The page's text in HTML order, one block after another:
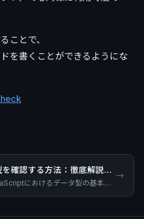
ことで、
を書くことができるようにな
JavaScriptの型を確認する方法：徹底解説！【typeof/instanceof/call()】
本記事では、 JavaScriptにおけるデータ型の基本から、 型を確認するための具体的な方法までを わかりやすく解説します！ 特に、 「typeof演算子」を中心に、 初心者でもすぐに実践できる方法を紹介します。 型とは何か？ プログラミングにおける「型」とは、 データがどの…
→